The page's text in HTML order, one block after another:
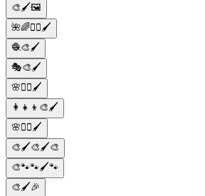
🎨🖌️🖼️
🌺🌈💇‍♀️🖌️
🧶🎨🖌️
🎭🎨🖌️
🌸🧖‍♀️🖌️
👩‍👧‍👦🎨🖌️
🌸💇‍♀️🖌️
🎨🖌️🎨🖌️🎨
🎨🐾🐾🖌️🐾
🎨🖌️🎉